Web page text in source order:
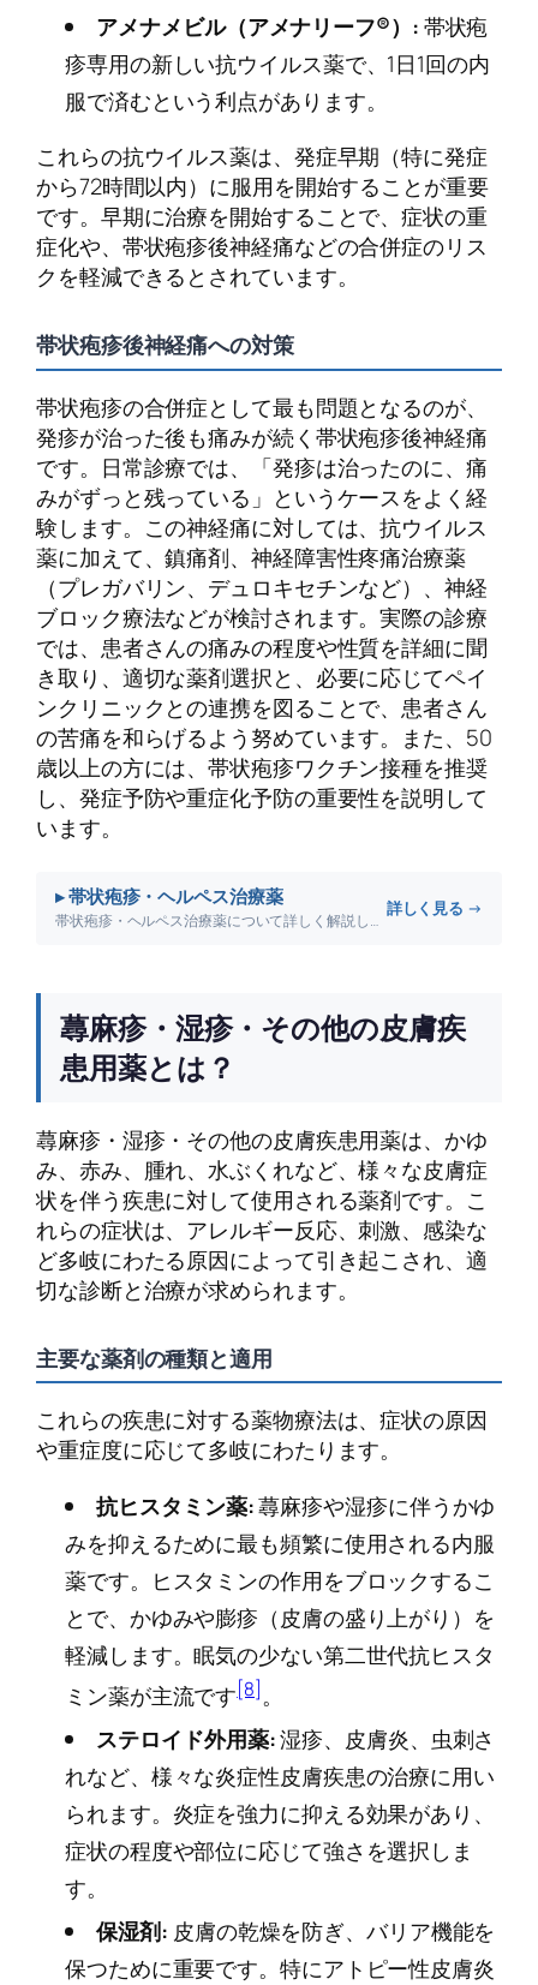
アメナメビル（アメナリーフ®）:帯状疱
疹専用の新しい抗ウイルス薬で、1日1回の内
服で済むという利点があります。
これらの抗ウイルス薬は、発症早期（特に発症
から72時間以内）に服用を開始することが重要
です。早期に治療を開始することで、症状の重
症化や、帯状疱疹後神経痛などの合併症のリス
クを軽減できるとされています。
帯状疱疹後神経痛への対策
帯状疱疹の合併症として最も問題となるのが、
発疹が治った後も痛みが続く帯状疱疹後神経痛
です。日常診療では、「発疹は治ったのに、痛
みがずっと残っている」というケースをよく経
験します。この神経痛に対しては、抗ウイルス
薬に加えて、鎮痛剤、神経障害性疼痛治療薬
（プレガバリン、デュロキセチンなど）、神経
ブロック療法などが検討されます。実際の診療
では、患者さんの痛みの程度や性質を詳細に聞
き取り、適切な薬剤選択と、必要に応じてペイ
ンクリニックとの連携を図ることで、患者さん
の苦痛を和らげるよう努めています。また、50
歳以上の方には、帯状疱疹ワクチン接種を推奨
し、発症予防や重症化予防の重要性を説明して
います。
▸ 帯状疱疹・ヘルペス治療薬
帯状疱疹・ヘルペス治療薬について詳しく解説します。
詳しく見る →
蕁麻疹・湿疹・その他の皮膚疾
患用薬とは？
蕁麻疹・湿疹・その他の皮膚疾患用薬は、かゆ
み、赤み、腫れ、水ぶくれなど、様々な皮膚症
状を伴う疾患に対して使用される薬剤です。こ
れらの症状は、アレルギー反応、刺激、感染な
ど多岐にわたる原因によって引き起こされ、適
切な診断と治療が求められます。
主要な薬剤の種類と適用
これらの疾患に対する薬物療法は、症状の原因
や重症度に応じて多岐にわたります。
抗ヒスタミン薬:蕁麻疹や湿疹に伴うかゆ
みを抑えるために最も頻繁に使用される内服
薬です。ヒスタミンの作用をブロックするこ
とで、かゆみや膨疹（皮膚の盛り上がり）を
軽減します。眠気の少ない第二世代抗ヒスタ
ミン薬が主流です[8]。
ステロイド外用薬:湿疹、皮膚炎、虫刺さ
れなど、様々な炎症性皮膚疾患の治療に用い
られます。炎症を強力に抑える効果があり、
症状の程度や部位に応じて強さを選択しま
す。
保湿剤: 皮膚の乾燥を防ぎ、バリア機能を
保つために重要です。特にアトピー性皮膚炎